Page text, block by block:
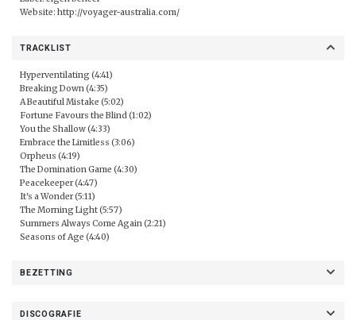
Website: http://voyager-australia.com/
TRACKLIST
Hyperventilating (4:41)
Breaking Down (4:35)
A Beautiful Mistake (5:02)
Fortune Favours the Blind (1:02)
You the Shallow (4:33)
Embrace the Limitless (3:06)
Orpheus (4:19)
The Domination Game (4:30)
Peacekeeper (4:47)
It's a Wonder (5:11)
The Morning Light (5:57)
Summers Always Come Again (2:21)
Seasons of Age (4:40)
BEZETTING
DISCOGRAFIE